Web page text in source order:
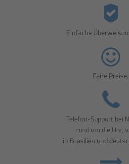
Einfache
Faire Preise.
Telefon-Support bei
rund um die Uhr,
in Brasilien und